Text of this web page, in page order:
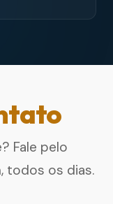
Fale pelo
todos os dias.